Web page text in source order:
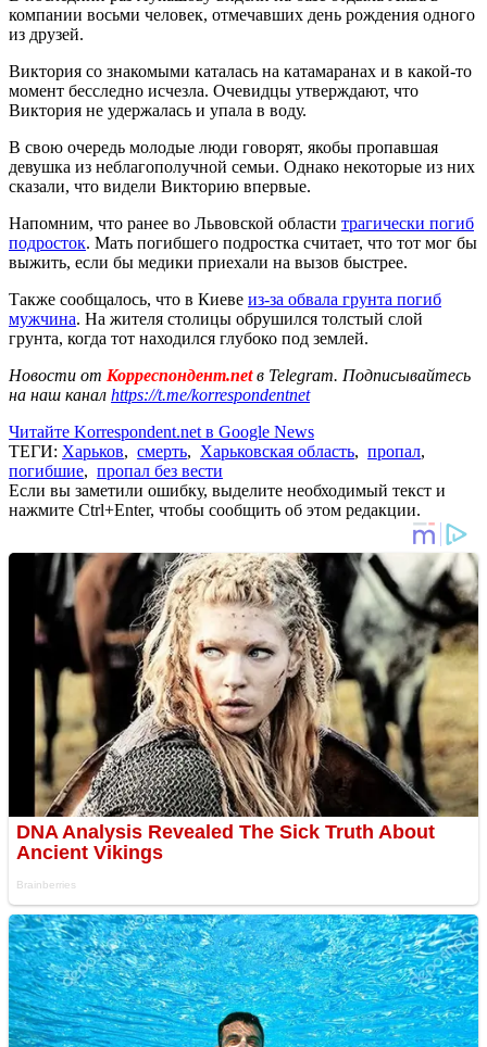
компании восьми человек, отмечавших день рождения одного
из друзей.
Виктория со знакомыми каталась на катамаранах и в какой-то
момент бесследно исчезла. Очевидцы утверждают, что
Виктория не удержалась и упала в воду.
В свою очередь молодые люди говорят, якобы пропавшая
девушка из неблагополучной семьи. Однако некоторые из них
сказали, что видели Викторию впервые.
Напомним, что ранее во Львовской области трагически погиб
подросток. Мать погибшего подростка считает, что тот мог бы
выжить, если бы медики приехали на вызов быстрее.
Также сообщалось, что в Киеве из-за обвала грунта погиб
мужчина. На жителя столицы обрушился толстый слой
грунта, когда тот находился глубоко под землей.
Новости от Корреспондент.netв Telegram. Подписывайтесь
на наш канал https://t.me/korrespondentnet
Читайте Korrespondent.net в Google News
ТЕГИ: Харьков, смерть, Харьковская область, пропал,
погибшие, пропал без вести
Если вы заметили ошибку, выделите необходимый текст и
нажмите Ctrl+Enter, чтобы сообщить об этом редакции.